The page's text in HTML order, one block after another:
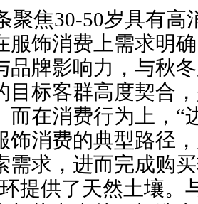
聚焦30-50岁具有高
服饰消费上需求明
品牌影响力，与秋
目标客群高度契合
而在消费行为上，“
饰消费的典型路径
需求，进而完成购
提供了天然土壤。